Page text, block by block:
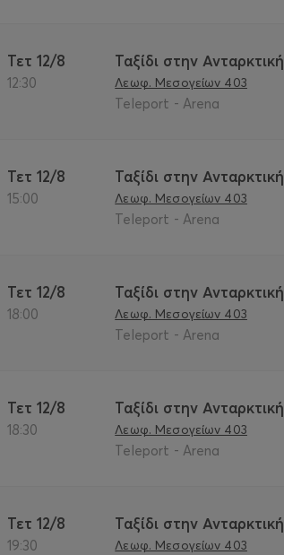
Τετ 12/8
12:30
Ταξίδι στην Ανταρκτική
Λεωφ. Μεσογείων 403
Teleport - Arena
Τετ 12/8
15:00
Ταξίδι στην Ανταρκτική
Λεωφ. Μεσογείων 403
Teleport - Arena
Τετ 12/8
18:00
Ταξίδι στην Ανταρκτική
Λεωφ. Μεσογείων 403
Teleport - Arena
Τετ 12/8
18:30
Ταξίδι στην Ανταρκτική
Λεωφ. Μεσογείων 403
Teleport - Arena
Τετ 12/8
19:30
Ταξίδι στην Ανταρκτική
Λεωφ. Μεσογείων 403